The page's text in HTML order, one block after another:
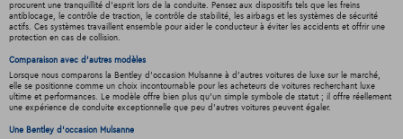
procurent une tranquillité d'esprit lors de la conduite. Pensez aux dispositifs tels que les freins
antiblocage, le contrôle de traction, le contrôle de stabilité, les airbags et les systèmes de sécurité
actifs. Ces systèmes travaillent ensemble pour aider le conducteur à éviter les accidents et offrir une
protection en cas de collision.
Comparaison avec d'autres modèles
Lorsque nous comparons la Bentley d'occasion Mulsanne à d'autres voitures de luxe sur le marché,
elle se positionne comme un choix incontournable pour les acheteurs de voitures recherchant luxe
ultime et performances. Le modèle offre bien plus qu'un simple symbole de statut ; il offre réellement
une expérience de conduite exceptionnelle que peu d'autres voitures peuvent égaler.
Une Bentley d'occasion Mulsanne